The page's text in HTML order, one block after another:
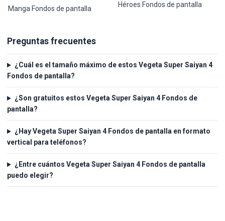
Manga Fondos de pantalla
Héroes Fondos de pantalla
Preguntas frecuentes
¿Cuál es el tamaño máximo de estos Vegeta Super Saiyan 4
Fondos de pantalla?
¿Son gratuitos estos Vegeta Super Saiyan 4 Fondos de
pantalla?
¿Hay Vegeta Super Saiyan 4 Fondos de pantalla en formato
vertical para teléfonos?
¿Entre cuántos Vegeta Super Saiyan 4 Fondos de pantalla
puedo elegir?